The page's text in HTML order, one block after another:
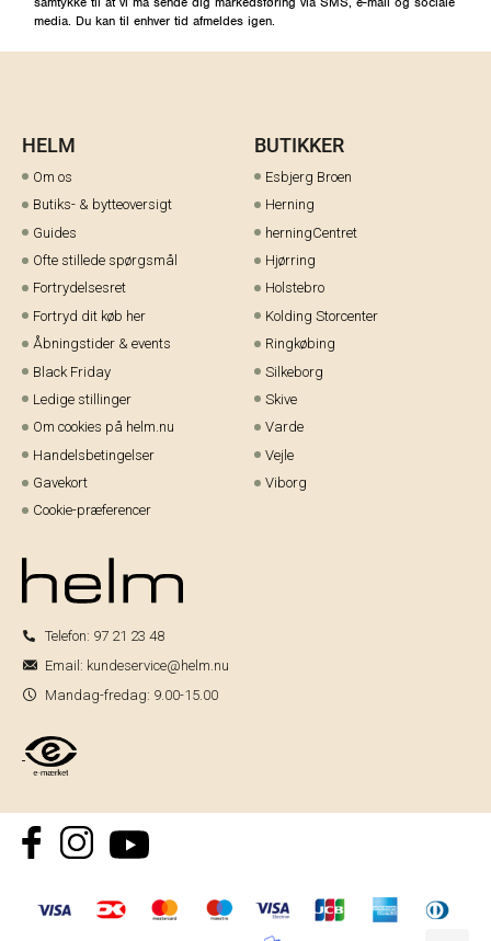
media. Du kan til enhver tid afmeldes igen.
HELM
Om os
Butiks- & bytteoversigt
Guides
Ofte stillede spørgsmål
Fortrydelsesret
Fortryd dit køb her
Åbningstider & events
Black Friday
Ledige stillinger
Om cookies på helm.nu
Handelsbetingelser
Gavekort
Cookie-præferencer
BUTIKKER
Esbjerg Broen
Herning
herningCentret
Hjørring
Holstebro
Kolding Storcenter
Ringkøbing
Silkeborg
Skive
Varde
Vejle
Viborg
Telefon: 97 21 23 48
Email: kundeservice@helm.nu
Mandag-fredag: 9.00-15.00